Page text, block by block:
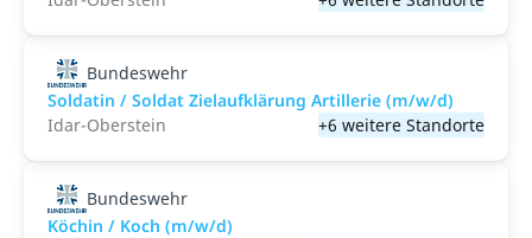
Bundeswehr
Soldatin / Soldat Zielaufklärung Artillerie (m/w/d)
Idar-Oberstein
+6 weitere Standorte
Bundeswehr
Köchin / Koch (m/w/d)